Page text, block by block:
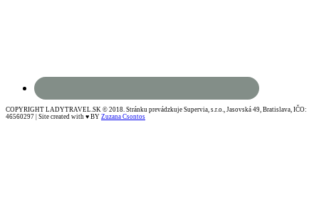
COPYRIGHT LADYTRAVEL.SK © 2018. Stránku prevádzkuje Supervia, s.r.o., Jasovská 49, Bratislava, IČO:
46560297 | Site created with ♥ BY Zuzana Csontos